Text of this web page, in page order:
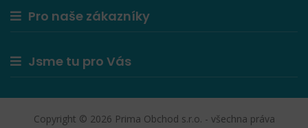
Pro naše zákazníky
Jsme tu pro Vás
Copyright © 2026 Prima Obchod s.r.o. - všechna práva